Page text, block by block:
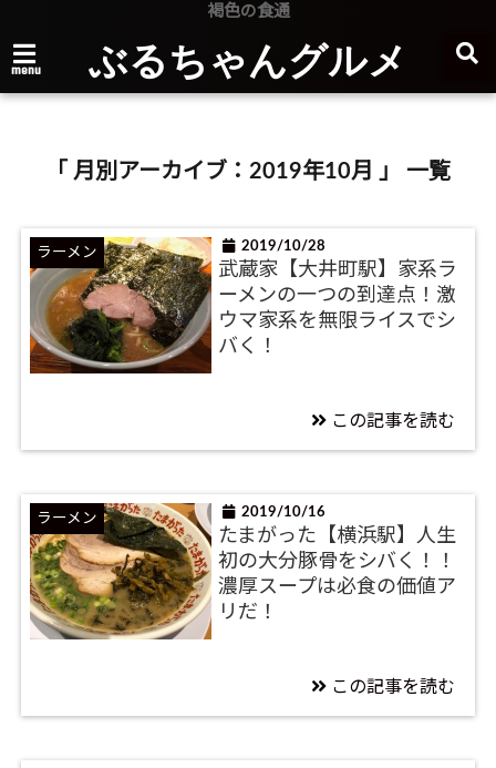
褐色の食通
menu ぶるちゃんグルメ
「 月別アーカイブ：2019年10月 」 一覧
ラーメン 2019/10/28
武蔵家【大井町駅】家系ラ
ーメンの一つの到達点！激
ウマ家系を無限ライスでシ
バく！
この記事を読む
ラーメン 2019/10/16
たまがった【横浜駅】人生
初の大分豚骨をシバく！！
濃厚スープは必食の価値ア
リだ！
この記事を読む